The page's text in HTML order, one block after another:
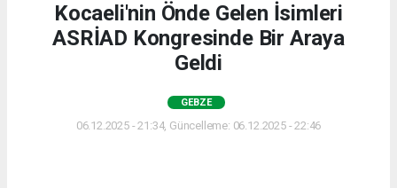
Kocaeli'nin Önde Gelen İsimleri
ASRİAD Kongresinde Bir Araya
Geldi
GEBZE
06.12.2025 - 21:34, Güncelleme: 06.12.2025 - 22:46